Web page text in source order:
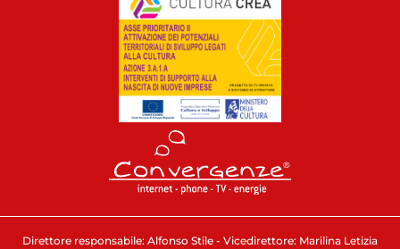
Direttore responsabile: Alfonso Stile - Vicedirettore: Marilina Letizia